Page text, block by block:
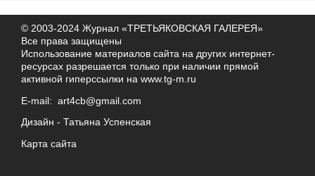
© 2003-2024 Журнал «ТРЕТЬЯКОВСКАЯ ГАЛЕРЕЯ»
Все права защищены
Использование материалов сайта на других интернет-
ресурсах разрешается только при наличии прямой
активной гиперссылки на www.tg-m.ru
E-mail: art4cb@gmail.com
Дизайн - Татьяна Успенская
Карта сайта